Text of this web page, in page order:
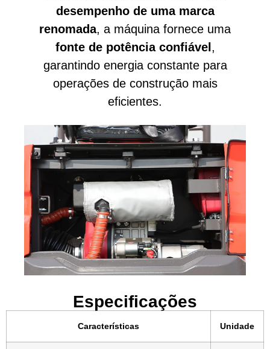
desempenho de uma marca
renomada, a máquina fornece uma
fonte de potência confiável ,
garantindo energia constante para
operações de construção mais
eficientes.
Especificações
Características Unidade